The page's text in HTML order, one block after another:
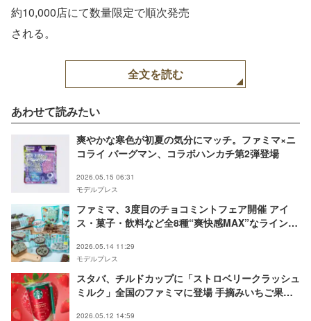
約10,000店にて数量限定で順次発売
される。
全文を読む
あわせて読みたい
爽やかな寒色が初夏の気分にマッチ。ファミマ×ニ
コライ バーグマン、コラボハンカチ第2弾登場
2026.05.15 06:31
モデルプレス
ファミマ、3度目のチョコミントフェア開催 アイ
ス・菓子・飲料など全8種“爽快感MAX”なラインナ
2026.05.14 11:29
モデルプレス
スタバ、チルドカップに「ストロベリークラッシュ
ミルク」全国のファミマに登場 手摘みいちご果汁×
2026.05.12 14:59